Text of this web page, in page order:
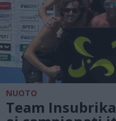
NUOTO
Team